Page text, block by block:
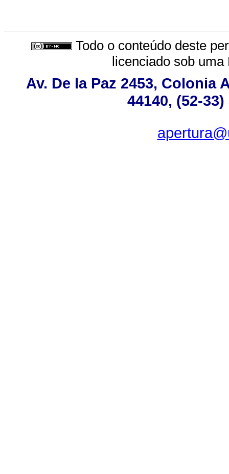
Todo o conteúdo deste
licenciado sob uma
Av. De la Paz 2453, Colonia
44140, (52-